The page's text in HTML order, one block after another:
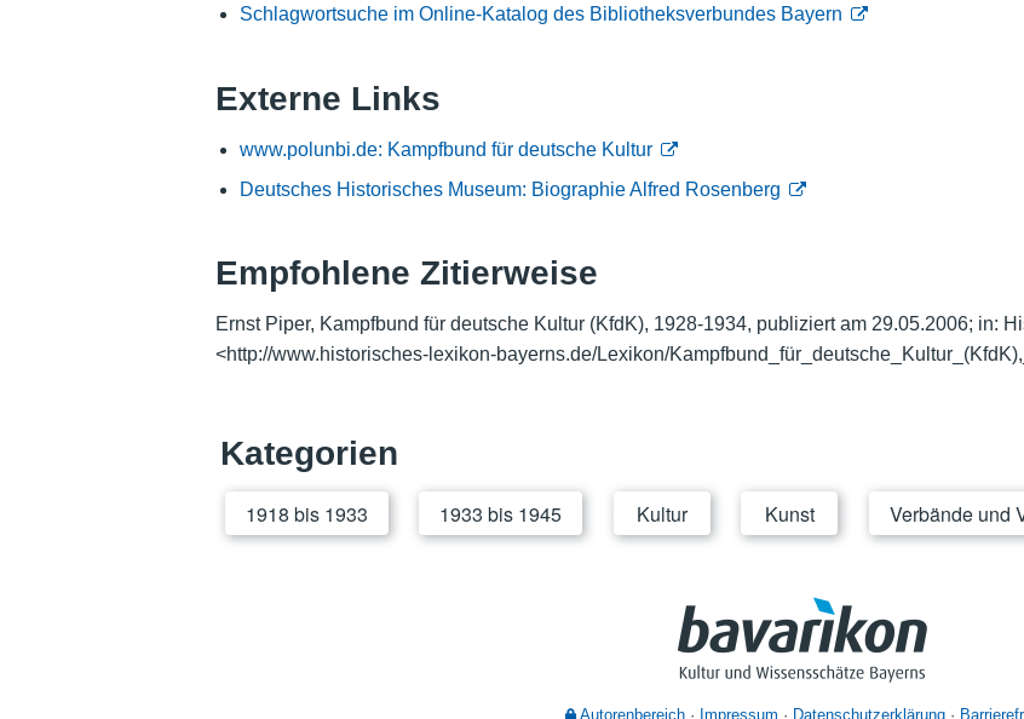
Schlagwortsuche im Online-Katalog des Bibliotheksverbundes Bayern
Externe Links
www.polunbi.de: Kampfbund für deutsche Kultur
Deutsches Historisches Museum: Biographie Alfred Rosenberg
Empfohlene Zitierweise
Ernst Piper, Kampfbund für deutsche Kultur (KfdK), 1928-1934, publiziert am 29.05.2006; in:
<http://www.historisches-lexikon-bayerns.de/Lexikon/
Kategorien
1918 bis 1933 1933 bis 1945 Kultur Kunst Verbände und
Autorenbereich Impressum Datenschutzerklärung